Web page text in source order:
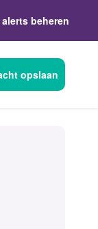
alerts beheren
opslaan